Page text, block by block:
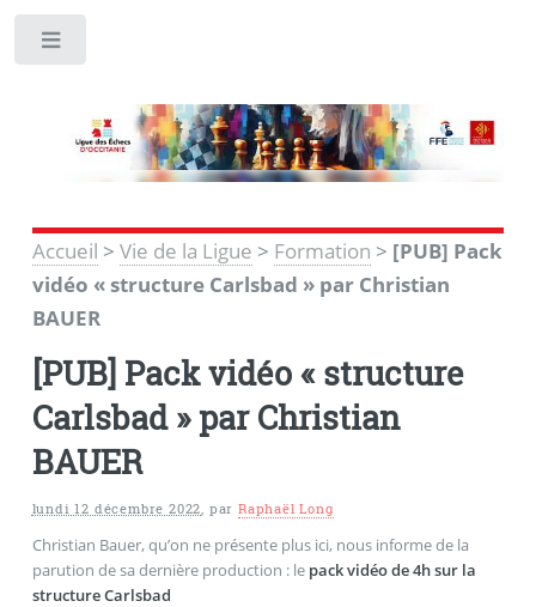
Accueil > Vie de la Ligue > Formation > [PUB] Pack
vidéo « structure Carlsbad » par Christian
BAUER
[PUB] Pack vidéo « structure
Carlsbad » par Christian
BAUER
lundi 12 décembre 2022, parRaphaël Long
Christian Bauer, qu’on ne présente plus ici, nous informe de la
parution de sa dernière production : le pack vidéo de 4h sur la
structure Carlsbad